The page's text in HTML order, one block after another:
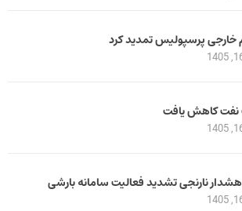
خارجی پرسپولیس تمدید کرد
کاهش یافت
نارنجی تشدید فعالیت سامانه بارشی